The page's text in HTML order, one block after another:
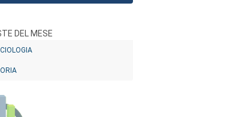
DEL MESE